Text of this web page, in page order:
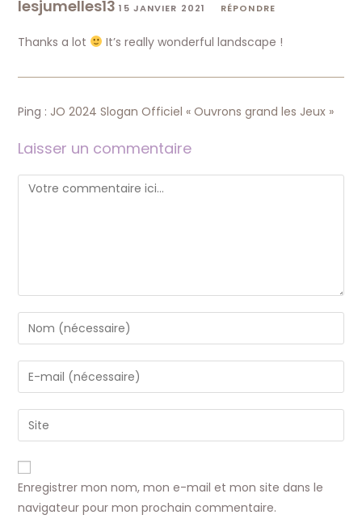
lesjumelles13 15 JANVIER 2021 RÉPONDRE
Thanks a lot It’s really wonderful landscape !
Ping : JO 2024 Slogan Officiel « Ouvrons grand les Jeux »
Laisser un commentaire
Comment
Enter
your
name
or
to
comment
Enter
your
email
address
comment
Saisir
l’URL
de
votre
Enregistrer mon nom, mon e-mail et mon site dans le
navigateur pour mon prochain commentaire.